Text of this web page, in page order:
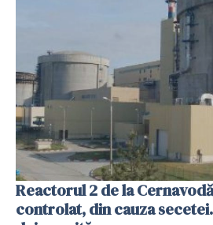
Reactorul 2 de la
controlat, din cauza